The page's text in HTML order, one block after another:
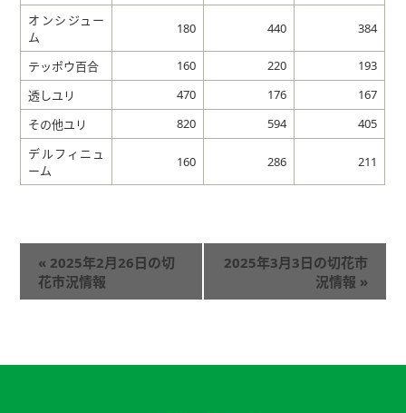
オンシジュー
ム
180 440 384
テッポウ百合 160 220
193
透しユリ
470 176
167
その他ユリ
820 594
405
デルフィニュ
ーム
160 286 211
« 2025年2月26日の切
花市況情報
2025年3月3日の切花市
況情報 »